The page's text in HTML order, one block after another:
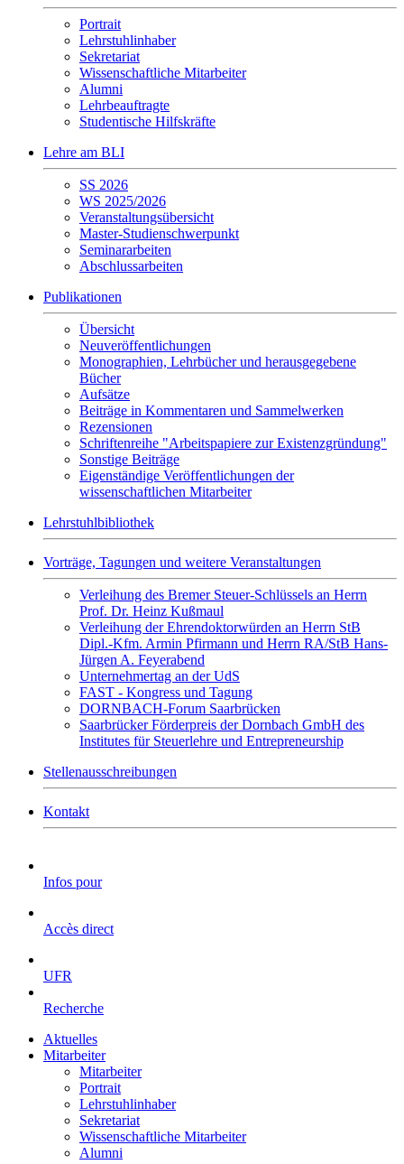
Portrait
Lehrstuhlinhaber
Sekretariat
Wissenschaftliche Mitarbeiter
Alumni
Lehrbeauftragte
Studentische Hilfskräfte
Lehre am BLI
SS 2026
WS 2025/2026
Veranstaltungsübersicht
Master-Studienschwerpunkt
Seminararbeiten
Abschlussarbeiten
Publikationen
Übersicht
Neuveröffentlichungen
Monographien, Lehrbücher und herausgegebene
Bücher
Aufsätze
Beiträge in Kommentaren und Sammelwerken
Rezensionen
Schriftenreihe "Arbeitspapiere zur Existenzgründung"
Sonstige Beiträge
Eigenständige Veröffentlichungen der
wissenschaftlichen Mitarbeiter
Lehrstuhlbibliothek
Vorträge, Tagungen und weitere Veranstaltungen
Verleihung des Bremer Steuer-Schlüssels an Herrn
Prof. Dr. Heinz Kußmaul
Verleihung der Ehrendoktorwürden an Herrn StB
Dipl.-Kfm. Armin Pfirmann und Herrn RA/StB Hans-
Jürgen A. Feyerabend
Unternehmertag an der UdS
FAST - Kongress und Tagung
DORNBACH-Forum Saarbrücken
Saarbrücker Förderpreis der Dornbach GmbH des
Institutes für Steuerlehre und Entrepreneurship
Stellenausschreibungen
Kontakt
Infos pour
Accès direct
UFR
Recherche
Aktuelles
Mitarbeiter
Mitarbeiter
Portrait
Lehrstuhlinhaber
Sekretariat
Wissenschaftliche Mitarbeiter
Alumni